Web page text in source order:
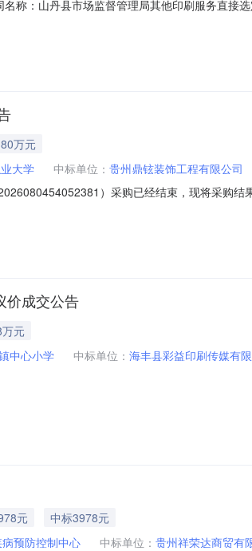
称：山丹县市场监督管理局其他印刷服务直接
人（甲方）：山丹县市场监督管理局地址：山
城区万恒锦绣园3号楼1层4号商铺联系方式：
万元
大学 中标单位： 贵州鼎铉装饰工程有限公司
）采购已经结束，现将采购
位名称：贵阳康养职业大学采购单位地址：贵
价成交公告
元
中心小学 中标单位： 海丰县彩益印刷传媒有
元
中标3978元
预防控制中心 中标单位： 贵州祥荣达商贸有